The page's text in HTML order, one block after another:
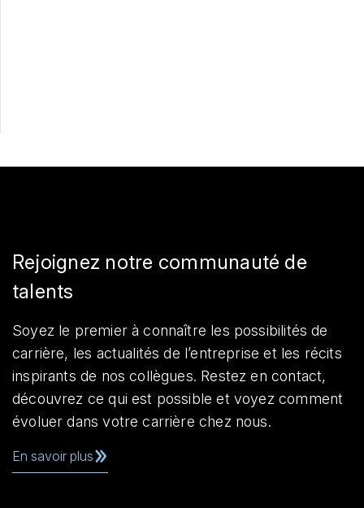
Rejoignez notre communauté de
talents
Soyez le premier à connaître les possibilités de
carrière, les actualités de l’entreprise et les récits
inspirants de nos collègues. Restez en contact,
découvrez ce qui est possible et voyez comment
évoluer dans votre carrière chez nous.
En savoir plus